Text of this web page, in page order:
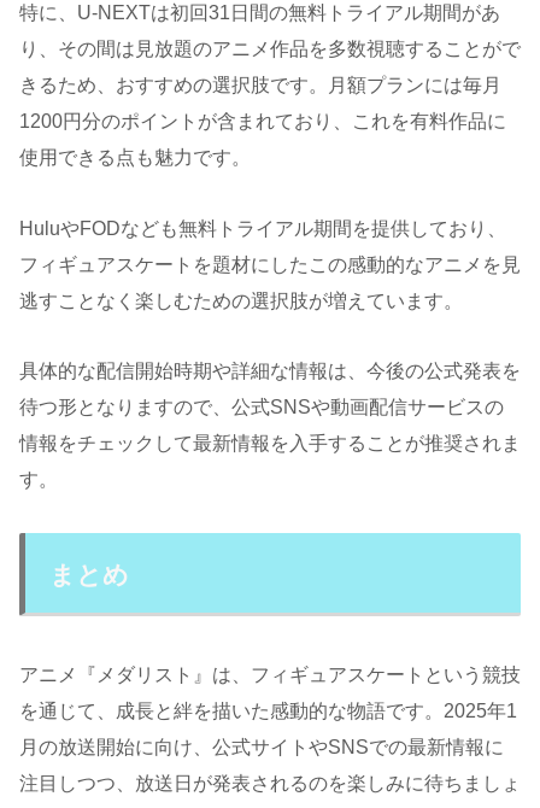
特に、U-NEXTは初回31日間の無料トライアル期間があ
り、その間は見放題のアニメ作品を多数視聴することがで
きるため、おすすめの選択肢です。月額プランには毎月
1200円分のポイントが含まれており、これを有料作品に
使用できる点も魅力です​。
HuluやFODなども無料トライアル期間を提供しており、
フィギュアスケートを題材にしたこの感動的なアニメを見
逃すことなく楽しむための選択肢が増えています。
具体的な配信開始時期や詳細な情報は、今後の公式発表を
待つ形となりますので、公式SNSや動画配信サービスの
情報をチェックして最新情報を入手することが推奨されま
す。
まとめ
アニメ『メダリスト』は、フィギュアスケートという競技
を通じて、成長と絆を描いた感動的な物語です。2025年1
月の放送開始に向け、公式サイトやSNSでの最新情報に
注目しつつ、放送日が発表されるのを楽しみに待ちましょ